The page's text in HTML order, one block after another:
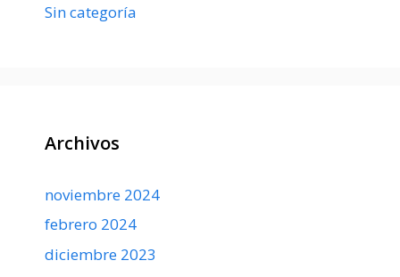
Sin categoría
Archivos
noviembre 2024
febrero 2024
diciembre 2023